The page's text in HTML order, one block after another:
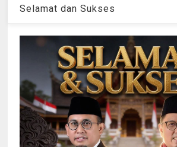
Selamat dan Sukses